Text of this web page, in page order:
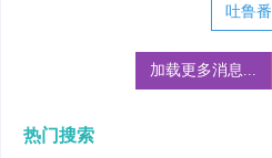
吐鲁番
加载更多消息...
热门搜索